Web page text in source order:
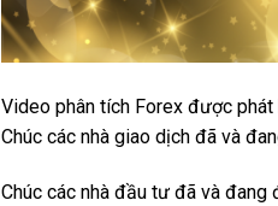
Video phân tích Forex được
Chúc các nhà giao dịch đã và
Chúc các nhà đầu tư đã và